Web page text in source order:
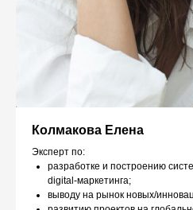
Колмакова Елена
Эксперт по:
разработке и построению
digital-маркетинга;
выводу на рынок новых/